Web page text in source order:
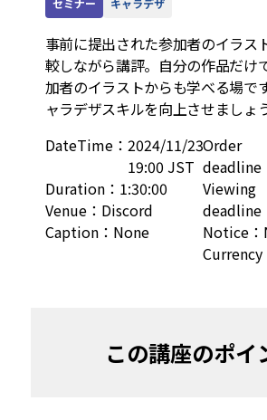
セミナー キャラデザ
事前に提出された参加者のイラス
較しながら講評。自分の作品だけ
加者のイラストからも学べる場で
ャラデザスキルを向上させましょ
DateTime： 2024/11/23
19:00 JST
Duration： 1:30:00
Venue： Discord
Caption： None
Order
deadline
Viewing
deadline
Notice：
Currency
この講座のポイ